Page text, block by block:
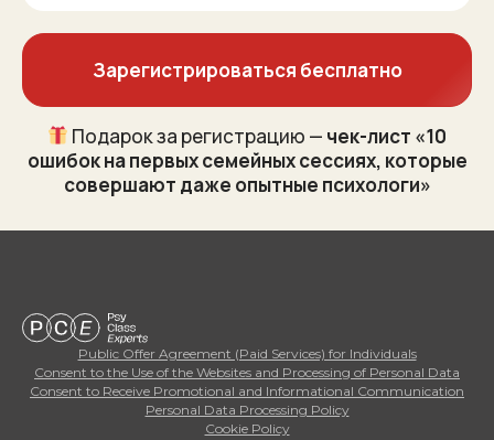
Зарегистрироваться бесплатно
Подарок за регистрацию — чек-лист «10
ошибок на первых семейных сессиях, которые
совершают даже опытные психологи»
Public Offer Agreement (Paid Services) for Individuals
Consent to the Use of the Websites and Processing of Personal Data
Consent to Receive Promotional and Informational Communication
Personal Data Processing Policy
Cookie Policy